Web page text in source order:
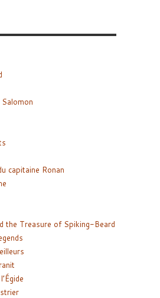
capitaine Ronan
the Treasure of Spiking-Beard